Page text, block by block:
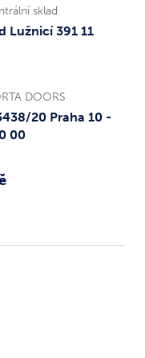
sklad
Lužnicí 391 11
DOORS
20 Praha 10 -
00